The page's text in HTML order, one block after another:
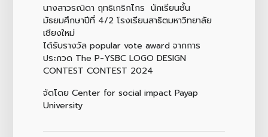
นางสาวรณิดา ฤทธิเกริกไกร นักเรียนชั้น
มัธยมศึกษาปีที่ 4/2 โรงเรียนสาธิตมหาวิทยาลัย
เชียงใหม่
ได้รับรางวัล popular vote award จากการ
ประกวด The P-YSBC LOGO DESIGN
CONTEST CONTEST 2024
จัดโดย Center for social impact Payap
University